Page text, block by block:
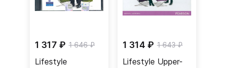
1 317 ₽ 1 646 ₽
Lifestyle
1 314 ₽ 1 643 ₽
Lifestyle Upper-